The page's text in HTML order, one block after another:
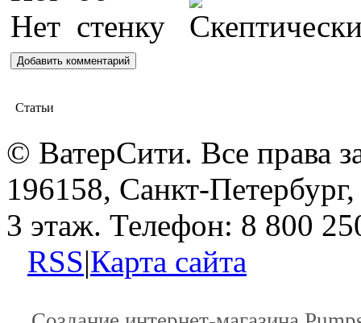
Статьи
© ВатерСити. Все права
196158, Санкт-
3 этаж. Телефон: 8 800
RSS|Карта сайта